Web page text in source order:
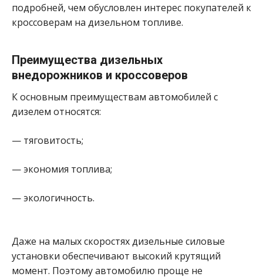
подробней, чем обусловлен интерес покупателей к
кроссоверам на дизельном топливе.
Преимущества дизельных
внедорожников и кроссоверов
К основным преимуществам автомобилей с
дизелем относятся:
— тяговитость;
— экономия топлива;
— экологичность.
Даже на малых скоростях дизельные силовые
установки обеспечивают высокий крутящий
момент. Поэтому автомобилю проще не